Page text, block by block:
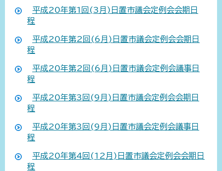
平成20年第1回(3月)日置市議会定例会会期日
程
平成20年第2回(6月)日置市議会定例会会期日
程
平成20年第2回(6月)日置市議会定例会議事日
程
平成20年第3回(9月)日置市議会定例会会期日
程
平成20年第3回(9月)日置市議会定例会議事日
程
平成20年第4回(12月)日置市議会定例会会期日
程